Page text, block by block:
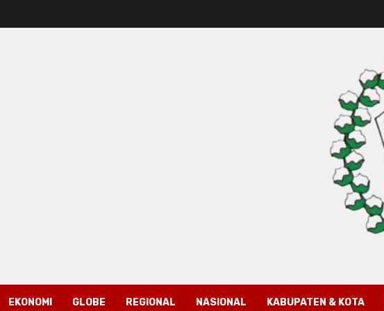
EKONOMI GLOBE REGIONAL NASIONAL KABUPATEN & KOTA